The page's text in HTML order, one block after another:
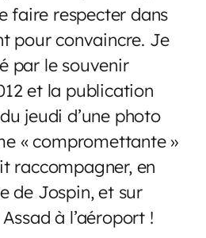
faire respecter dans
pour convaincre. Je
par le souvenir
et la publication
jeudi d’une photo
« compromettante »
raccompagner, en
de Jospin, et sur
à l’aéroport !